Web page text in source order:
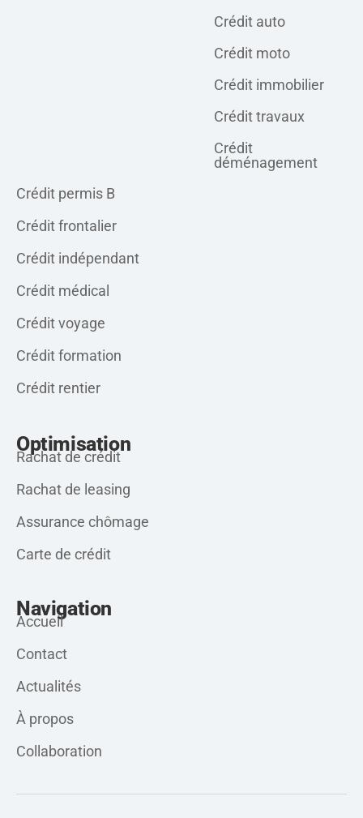
Crédit auto
Crédit moto
Crédit immobilier
Crédit travaux
Crédit
déménagement
Crédit permis B
Crédit frontalier
Crédit indépendant
Crédit médical
Crédit voyage
Crédit formation
Crédit rentier
Optimisation
Rachat de crédit
Rachat de leasing
Assurance chômage
Carte de crédit
Navigation
Accueil
Contact
Actualités
À propos
Collaboration